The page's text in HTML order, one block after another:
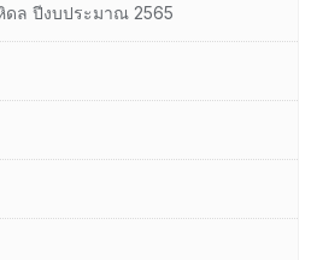
ดล ปีงบประมาณ 2565